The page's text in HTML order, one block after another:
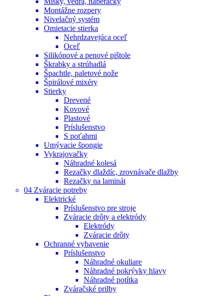
Montážne rozpery
Nivelačný systém
Omietacie stierka
Nehrdzavejúca oceľ
Oceľ
Silikónové a penové pištole
Škrabky a strúhadlá
Špachtle, paletové nože
Špirálové mixéry
Stierky
Drevené
Kovové
Plastové
Príslušenstvo
S poťahmi
Umývacie špongie
Vykrajovačky
Náhradné kolesá
Rezačky dlaždíc, zrovnávače dlažby
Rezačky na laminát
04 Zváracie potreby
Elektrické
Príslušenstvo pre stroje
Zváracie drôty a elektródy
Elektródy
Zváracie drôty
Ochranné vybavenie
Príslušenstvo
Náhradné okuliare
Náhradné pokrývky hlavy
Náhradné potítka
Zváračské prilby